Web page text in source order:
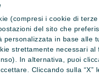
(compresi i cookie di
del sito che
in base alle
strettamente necessari
In alternativa, puoi
Cliccando sulla